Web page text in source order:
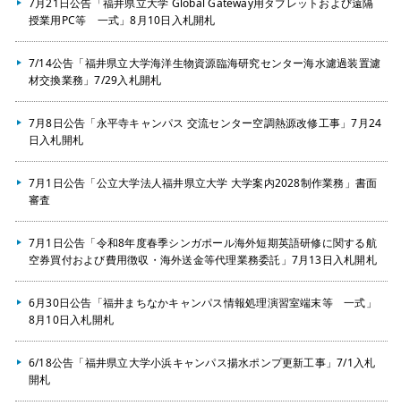
7月21日公告「福井県立大学 Global Gateway用タブレットおよび遠隔
授業用PC等 一式」8月10日入札開札
7/14公告「福井県立大学海洋生物資源臨海研究センター海水濾過装置濾
材交換業務」7/29入札開札
7月8日公告「永平寺キャンパス 交流センター空調熱源改修工事」7月24
日入札開札
7月1日公告「公立大学法人福井県立大学 大学案内2028制作業務」書面
審査
7月1日公告「令和8年度春季シンガポール海外短期英語研修に関する航
空券買付および費用徴収・海外送金等代理業務委託」7月13日入札開札
6月30日公告「福井まちなかキャンパス情報処理演習室端末等 一式」
8月10日入札開札
6/18公告「福井県立大学小浜キャンパス揚水ポンプ更新工事」7/1入札
開札